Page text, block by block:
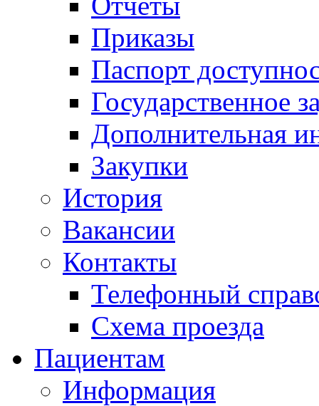
Приказы
Паспорт
Государственное
Дополнительная
Закупки
История
Вакансии
Контакты
Телефонный
Схема проезда
Пациентам
Информация